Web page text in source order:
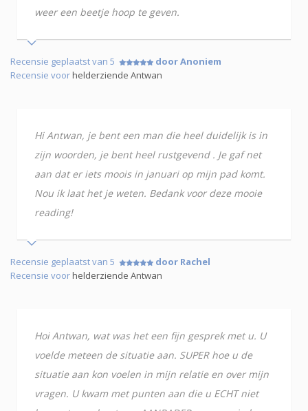
weer een beetje hoop te geven.
Recensie geplaatst van 5
door Anoniem
Recensie voorhelderziende Antwan
Hi Antwan, je bent een man die heel duidelijk is in
zijn woorden, je bent heel rustgevend . Je gaf net
aan dat er iets moois in januari op mijn pad komt.
Nou ik laat het je weten. Bedank voor deze mooie
reading!
Recensie geplaatst van 5
door Rachel
Recensie voorhelderziende Antwan
Hoi Antwan, wat was het een fijn gesprek met u. U
voelde meteen de situatie aan. SUPER hoe u de
situatie aan kon voelen in mijn relatie en over mijn
vragen. U kwam met punten aan die u ECHT niet